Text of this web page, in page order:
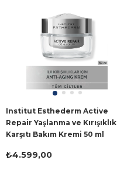
Institut Esthederm Active
Repair Yaşlanma ve Kırışıklık
Karşıtı Bakım Kremi 50 ml
₺4.599,00